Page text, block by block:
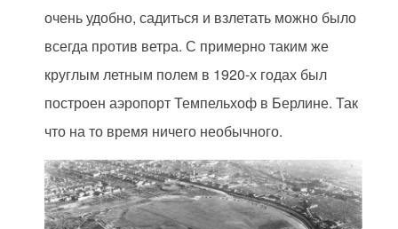
очень удобно, садиться и взлетать можно было
всегда против ветра. С примерно таким же
круглым летным полем в 1920-х годах был
построен аэропорт Темпельхоф в Берлине. Так
что на то время ничего необычного.